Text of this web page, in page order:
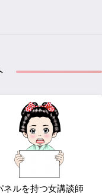
ネルを持つ女講談師